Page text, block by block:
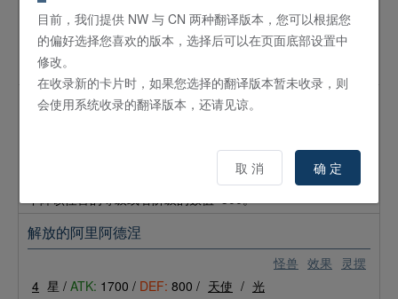
×500。②：这张卡在召唤、反转召唤或特殊召唤的回合不能攻
击。③：自己场上有「トゥーン・ワールド／卡通世界 」存
在，对手场上没有卡通怪兽存在的场合，这张卡可以直接攻
击。
光幻独角兔
幻龙
①：只要这张卡在怪兽区存在，场上的怪兽的攻击力、守备力
下降该怪兽的等级或者阶级的数值×300。
怪兽 效果 灵摆
解放的阿里阿德涅
4 星 / ATK: 1700 / DEF: 800 / 天使 / 光
目前，我们提供 NW 与 CN 两种翻译版本，您可以根据您
的偏好选择您喜欢的版本，选择后可以在页面底部设置中
修改。
在收录新的卡片时，如果您选择的翻译版本暂未收录，则
会使用系统收录的翻译版本，还请见谅。
取 消 确 定